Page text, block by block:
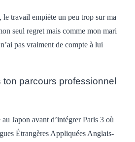
le travail empiète un peu trop sur ma
seul regret mais comme mon mari
pas vraiment de compte à lui
parcours professionnel
Japon avant d’intégrer Paris 3 où
Étrangères Appliquées Anglais-